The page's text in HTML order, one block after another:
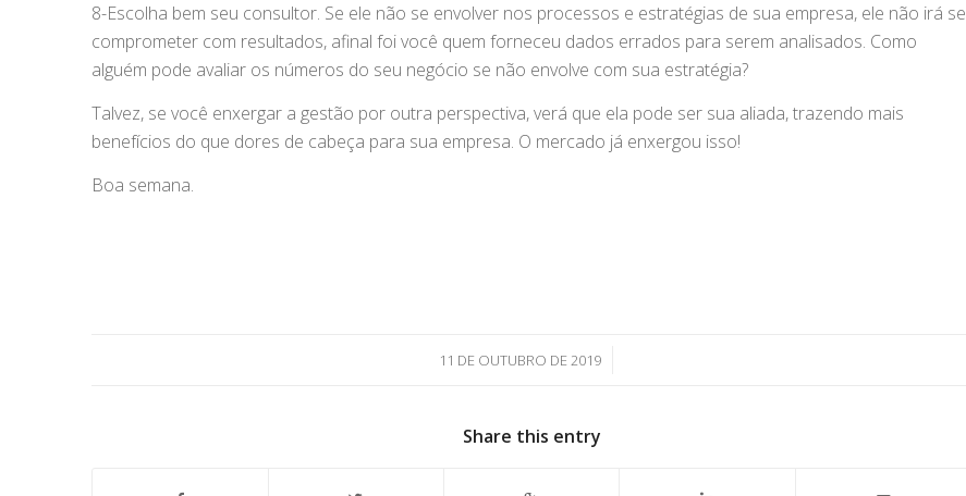
8-Escolha bem seu consultor. Se ele não se envolver nos processos e estratégias de sua empresa, ele não irá se
comprometer com resultados, afinal foi você quem forneceu dados errados para serem analisados. Como
alguém pode avaliar os números do seu negócio se não envolve com sua estratégia?
Talvez, se você enxergar a gestão por outra perspectiva, verá que ela pode ser sua aliada, trazendo mais
benefícios do que dores de cabeça para sua empresa. O mercado já enxergou isso!
Boa semana.
11 DE OUTUBRO DE 2019
/
Share this entry